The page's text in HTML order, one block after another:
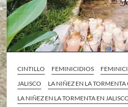
CINTILLO FEMINICIDIOS
JALISCO
LA NIÑEZ EN LA TORMENTA
LA NIÑEZ EN LA TORMENTA EN